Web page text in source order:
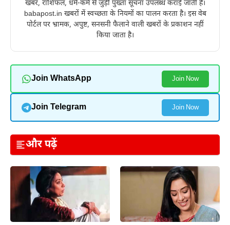
खबर, राशिफल, धर्म-कर्म से जुड़ी पुख्ता सूचना उपलब्ध कराई जाती है।
babapost.in खबरों में स्वच्छता के नियमों का पालन करता है। इस वेब
पोर्टल पर भ्रामक, अपुष्ट, सनसनी फैलाने वाली खबरों के प्रकाशन नहीं
किया जाता है।
Join WhatsApp Join Now
Join Telegram Join Now
और पढ़ें